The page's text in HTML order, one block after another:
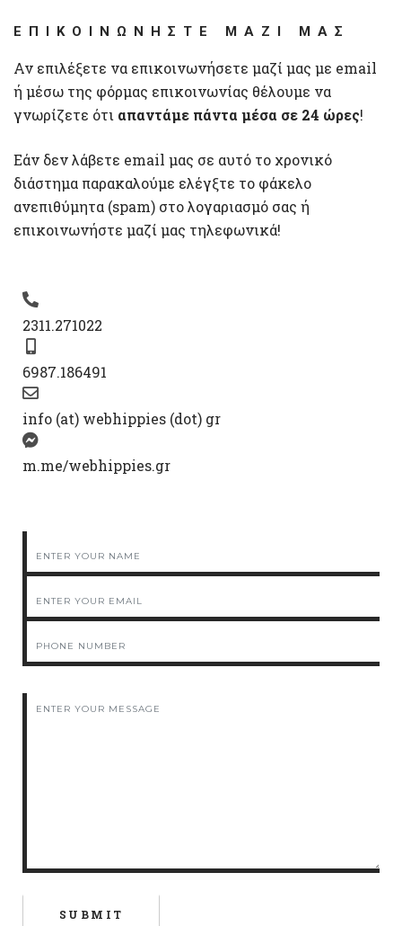
ΕΠΙΚΟΙΝΩΝΗΣΤΕ ΜΑΖΙ ΜΑΣ
Αν επιλέξετε να επικοινωνήσετε μαζί μας με email
ή μέσω της φόρμας επικοινωνίας θέλουμε να
γνωρίζετε ότι απαντάμε πάντα μέσα σε 24 ώρες!
Εάν δεν λάβετε email μας σε αυτό το χρονικό
διάστημα παρακαλούμε ελέγξτε το φάκελο
ανεπιθύμητα (spam) στο λογαριασμό σας ή
επικοινωνήστε μαζί μας τηλεφωνικά!
2311.271022
6987.186491
info (at) webhippies (dot) gr
m.me/webhippies.gr